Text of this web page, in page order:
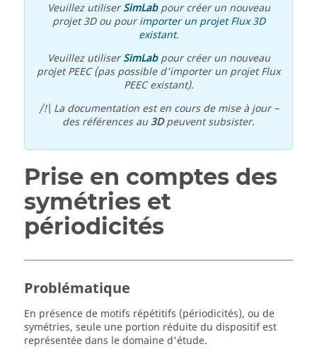
Veuillez utiliserSimLabpour créer un nouveau
projet 3D ou pourimporter un projet Flux 3D
existant.
Veuillez utiliserSimLabpour créer un nouveau
projet PEEC (pas possible d'importer un projet Flux
PEEC existant).
/!\ La documentation est en cours de mise à jour –
des références au3Dpeuvent subsister.
Prise en comptes des
symétries et
périodicités
Problématique
En présence de motifs répétitifs (périodicités), ou de
symétries, seule une portion réduite du dispositif est
représentée dans le domaine d'étude.